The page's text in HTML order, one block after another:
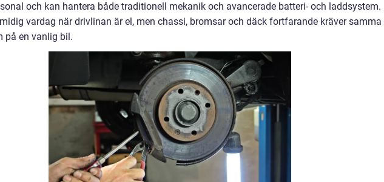
och kan hantera både traditionell mekanik och avancerade batteri- och laddsystem.
vardag när drivlinan är el, men chassi, bromsar och däck fortfarande kräver samma
på en vanlig bil.